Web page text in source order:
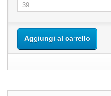
Aggiungi al carrello